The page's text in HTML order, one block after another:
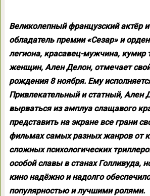
Великолепный французский актёр
обладатель премии «Сезар» и
легиона, красавец-мужчина, кумир
женщин, Ален Делон, отмечает
рождения 8 ноября. Ему
Привлекательный и статный, Ален
вырваться из амплуа слащавого
представить на экране все грани
фильмах самых разных жанров от
сложных психологических
особой славы в станах Голливуда,
кино надёжно и надолго
популярностью и лучшими ролями.